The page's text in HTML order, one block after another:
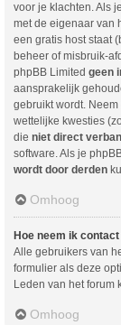
voor je klachten. Als
met de eigenaar van
een gratis host staat
beheer of misbruik-
phpBB Limited geen
aansprakelijk
gebruikt wordt. Neem
wettelijke kwesties
die niet direct
software. Als je
wordt door derden
Omhoog
Hoe neem ik
Alle gebruikers van
formulier als deze
Leden van het forum
Omhoog